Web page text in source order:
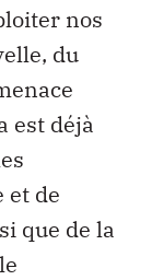
nos
du
est déjà
et de
que de la